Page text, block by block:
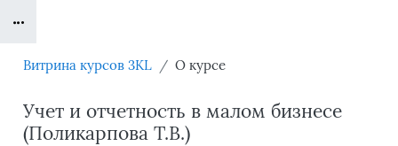
Витрина курсов 3KL О курсе
Учет и отчетность в малом бизнесе
(Поликарпова Т.В.)